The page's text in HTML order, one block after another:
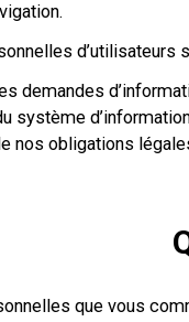
demandes
système
nos obligations
que vous